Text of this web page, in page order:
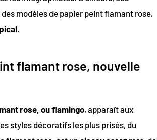
modèles de papier peint flamant rose,
flamant rose, nouvelle
rose, ou flamingo, apparaît aux
styles décoratifs les plus prisés, du